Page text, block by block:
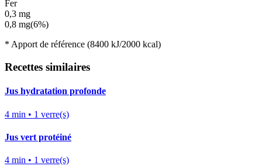
Fer
0,3 mg
0,8 mg(6%)
* Apport de référence (8400 kJ/2000 kcal)
Recettes similaires
Jus hydratation profonde
4 min • 1 verre(s)
Jus vert protéiné
4 min • 1 verre(s)